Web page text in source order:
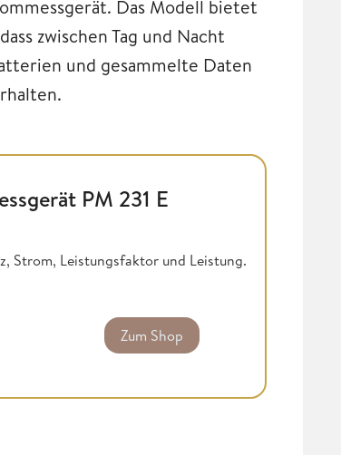
Das Modell bietet
zwischen Tag und Nacht
und gesammelte Daten
PM 231 E
Strom, Leistungsfaktor und Leistung.
Zum Shop